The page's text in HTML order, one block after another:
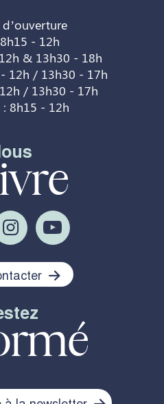
- 12h
& 13h30 - 18h
12h / 13h30 - 17h
/ 13h30 - 17h
8h15 - 12h